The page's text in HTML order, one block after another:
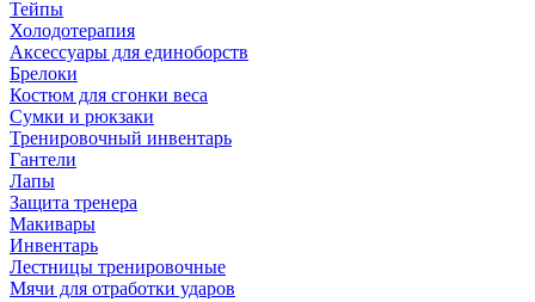
Тейпы
Холодотерапия
Аксессуары для единоборств
Брелоки
Костюм для сгонки веса
Сумки и рюкзаки
Тренировочный инвентарь
Гантели
Лапы
Защита тренера
Макивары
Инвентарь
Лестницы тренировочные
Мячи для отработки ударов